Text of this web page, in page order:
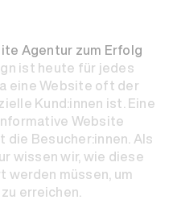
Agentur zum Erfolg
ist heute für jedes
eine Website oft der
Kund:innen ist. Eine
Website
Besucher:innen. Als
wissen wir, wie diese
müssen, um
erreichen.